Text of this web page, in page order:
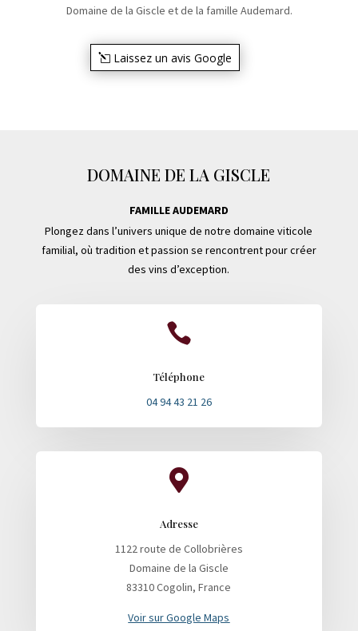
Domaine de la Giscle et de la famille Audemard.
Laissez un avis Google
DOMAINE DE LA GISCLE
FAMILLE AUDEMARD
Plongez dans l’univers unique de notre domaine viticole
familial, où tradition et passion se rencontrent pour créer
des vins d’exception.

Téléphone
04 94 43 21 26

Adresse
1122 route de Collobrières
Domaine de la Giscle
83310 Cogolin, France
Voir sur Google Maps